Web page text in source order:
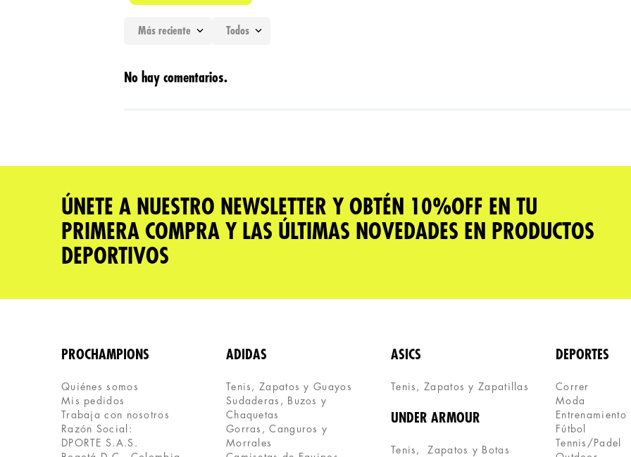
★★★★★
Dirección de email
ENVIAR COMENTARIO
Más reciente Todos
No hay comentarios.
ÚNETE A NUESTRO NEWSLETTER Y OBTÉN 10%OFF EN TU
PRIMERA COMPRA Y LAS ÚLTIMAS NOVEDADES EN PRODUCTOS
DEPORTIVOS
PROCHAMPIONS
Quiénes somos
Mis pedidos
Trabaja con nosotros
Razón Social:
DPORTE S.A.S.
ADIDAS
Tenis, Zapatos y Guayos
Sudaderas, Buzos y
Chaquetas
Gorras, Canguros y
Morrales
ASICS
Tenis, Zapatos y Zapatillas
UNDER ARMOUR
Tenis,  Zapatos y Botas
DEPORTES
Correr
Moda
Entrenamiento
Fútbol
Tennis/Padel